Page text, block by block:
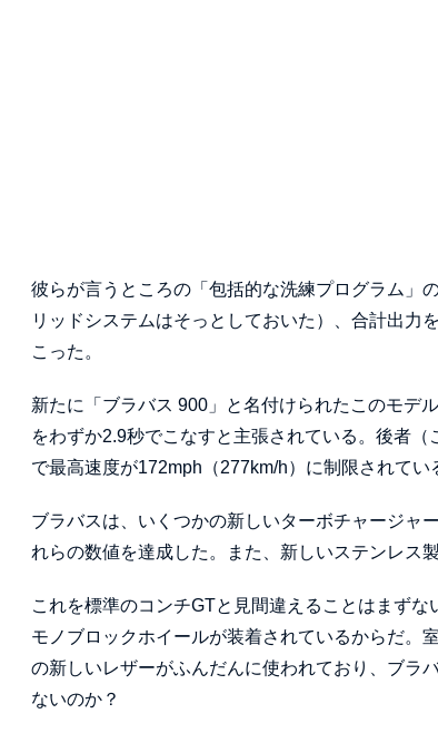
彼らが言うところの「包括的な洗練プログラム」
リッドシステムはそっとしておいた）、合計出力
こった。
新たに「ブラバス 900」と名付けられたこのモデ
をわずか2.9秒でこなすと主張されている。後者
で最高速度が172mph（277km/h）に制限されて
ブラバスは、いくつかの新しいターボチャージャ
れらの数値を達成した。また、新しいステンレス
これを標準のコンチGTと見間違えることはまず
モノブロックホイールが装着されているからだ。
の新しいレザーがふんだんに使われており、ブラ
ないのか？